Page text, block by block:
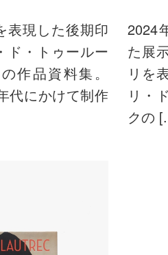
表現した後期印
ド・トゥールー
作品資料集。
代にかけて制作
2024
た展
リを
リ・
クの